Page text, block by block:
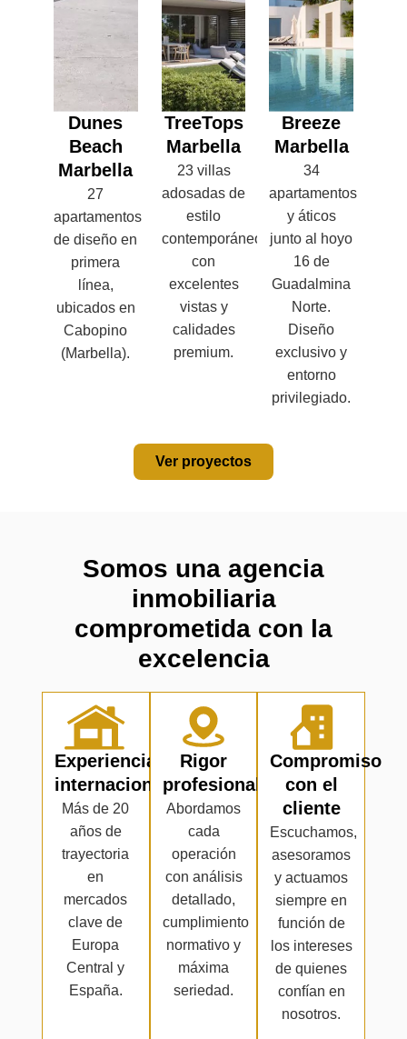
Dunes
Beach
Marbella
27
apartamentos
de diseño en
primera
línea,
ubicados en
Cabopino
(Marbella).
TreeTops
Marbella
23 villas
adosadas de
estilo
contemporáneo,
con
excelentes
vistas y
calidades
premium.
Breeze
Marbella
34
apartamentos
y áticos
junto al hoyo
16 de
Guadalmina
Norte.
Diseño
exclusivo y
entorno
privilegiado.
Ver proyectos
Somos una agencia
inmobiliaria
comprometida con la
excelencia
Experiencia
internacional
Más de 20
años de
trayectoria
en
mercados
clave de
Europa
Central y
España.
Rigor
profesional
Abordamos
cada
operación
con análisis
detallado,
cumplimiento
normativo y
máxima
seriedad.
Compromiso
con el
cliente
Escuchamos,
asesoramos
y actuamos
siempre en
función de
los intereses
de quienes
confían en
nosotros.